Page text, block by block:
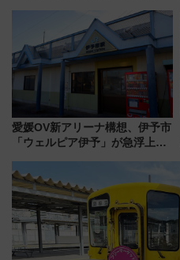
に 乗車には予約が必要
愛媛OV新アリーナ構想、伊予市
「ウェルピア伊予」が急浮上！
で探る鉄道アクセスの未来